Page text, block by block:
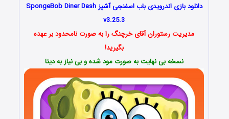
دانلود بازی اندرویدی باب اسفنجی آشپز SpongeBob Diner Dash
v3.25.3
مدیریت رستوران آقای خرچنگ را به صورت نامحدود بر عهده
بگیرید!
نسخه بی نهایت به صورت مود شده و بی نیاز به دیتا